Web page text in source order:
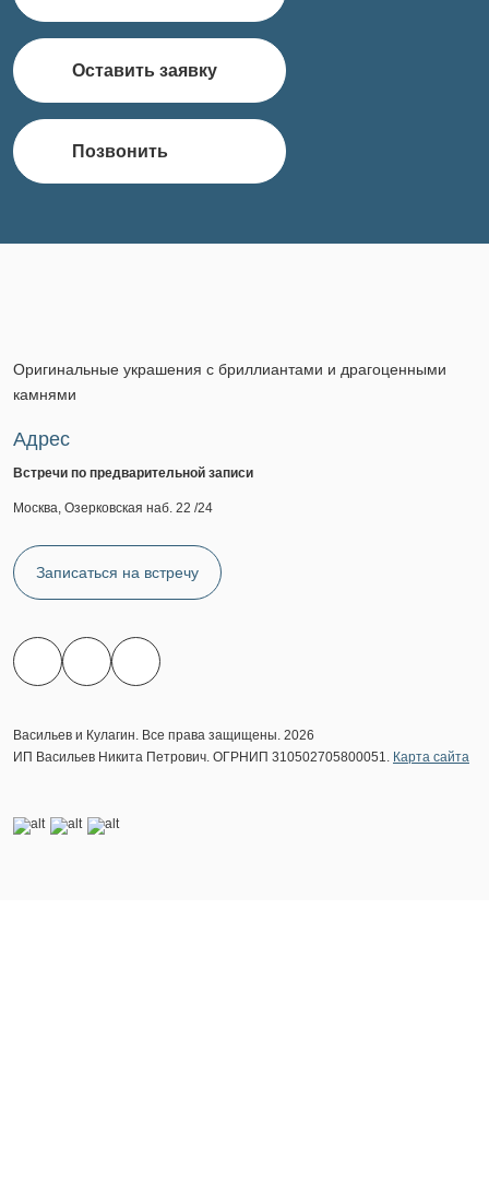
Оставить заявку
Позвонить
Оригинальные украшения с бриллиантами и драгоценными
камнями
Адрес
Встречи по предварительной записи
Москва, Озерковская наб. 22 /24
Записаться на встречу
Васильев и Кулагин. Все права защищены. 2026
ИП Васильев Никита Петрович. ОГРНИП 310502705800051. Карта сайта